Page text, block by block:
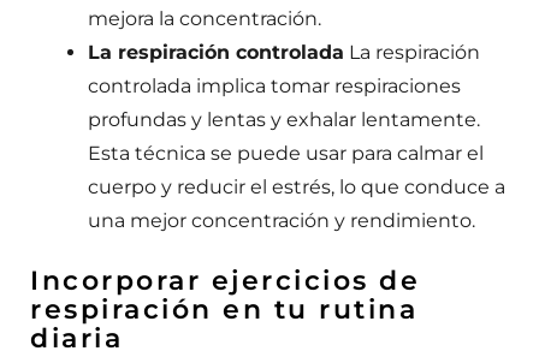
mejora la concentración.
La respiración controlada La respiración
controlada implica tomar respiraciones
profundas y lentas y exhalar lentamente.
Esta técnica se puede usar para calmar el
cuerpo y reducir el estrés, lo que conduce a
una mejor concentración y rendimiento.
Incorporar ejercicios de
respiración en tu rutina
diaria